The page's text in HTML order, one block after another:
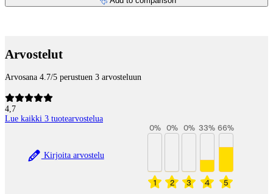
Arvostelut
Arvosana 4.7/5 perustuen 3 arvosteluun
4,7
Lue kaikki 3 tuotearvostelua
Kirjoita arvostelu
1
0%
2
0%
3
0%
4
33%
5
66%